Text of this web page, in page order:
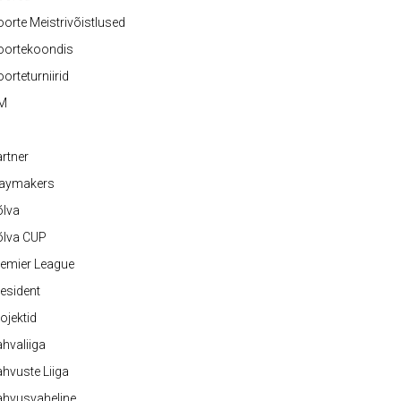
Meistrivõistlused
CUP
League
Liiga